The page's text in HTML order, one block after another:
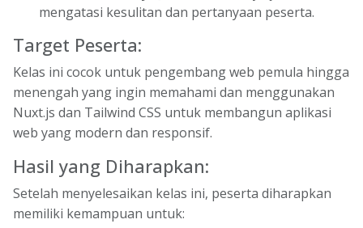
mengatasi kesulitan dan pertanyaan peserta.
Target Peserta:
Kelas ini cocok untuk pengembang web pemula hingga
menengah yang ingin memahami dan menggunakan
Nuxt.js dan Tailwind CSS untuk membangun aplikasi
web yang modern dan responsif.
Hasil yang Diharapkan:
Setelah menyelesaikan kelas ini, peserta diharapkan
memiliki kemampuan untuk: